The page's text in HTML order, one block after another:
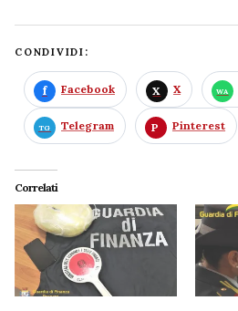
CONDIVIDI:
Facebook X
Telegram Pinterest
Correlati